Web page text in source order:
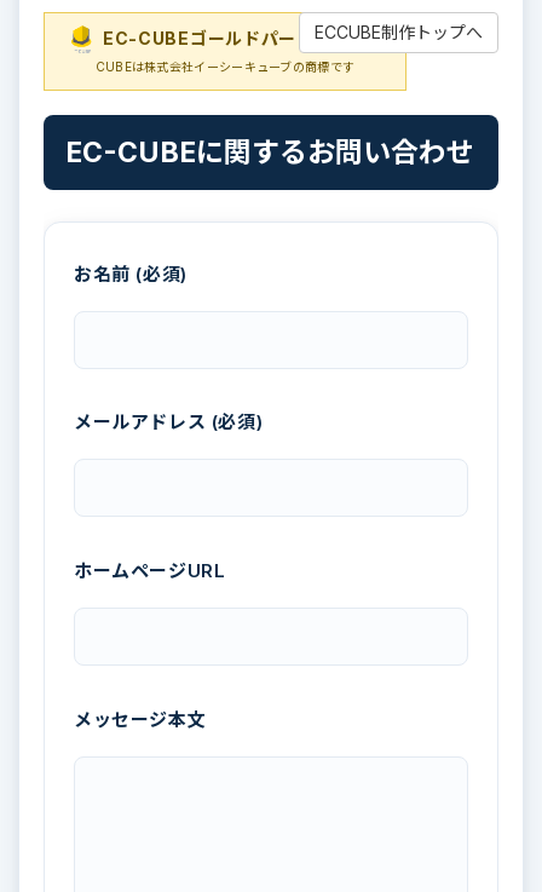
EC-CUBEゴールドパートナーEC-
CUBEは株式会社イーシーキューブの商標です
ECCUBE制作トップへ
EC-CUBEに関するお問い合わせ
お名前 (必須)
メールアドレス (必須)
ホームページURL
メッセージ本文